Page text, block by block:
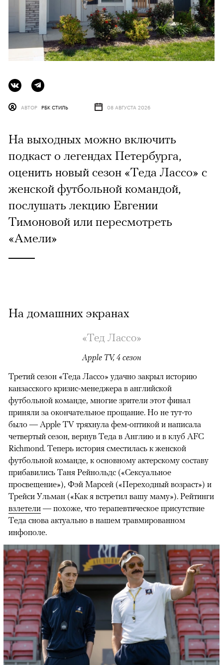
АВТОР РБК СТИЛЬ 08 АВГУСТА 2026
На выходных можно включить
подкаст о легендах Петербурга,
оценить новый сезон «Теда Лассо» с
женской футбольной командой,
послушать лекцию Евгении
Тимоновой или пересмотреть
«Амели»
На домашних экранах
«Тед Лассо»
Apple TV, 4 сезон
00:00 / 00:00
Третий сезон «Теда Лассо» удачно закрыл историю
канзасского кризис-менеджера в английской
футбольной команде, многие зрители этот финал
приняли за окончательное прощание. Но не тут-то
было — Apple TV тряхнула фем-оптикой и написала
четвертый сезон, вернув Теда в Англию и в клуб AFC
Richmond. Теперь история сместилась к женской
футбольной команде, к основному актерскому составу
прибавились Таня Рейнольдс («Сексуальное
просвещение»), Фэй Марсей («Переходный возраст») и
Трейси Ульман («Как я встретил вашу маму»). Рейтинги
взлетели — похоже, что терапевтическое присутствие
Теда снова актуально в нашем травмированном
инфополе.